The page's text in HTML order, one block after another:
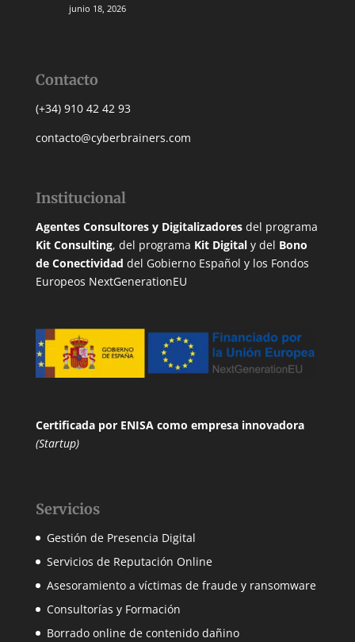
junio 18, 2026
Contacto
(+34) 910 42 42 93
contacto@cyberbrainers.com
Institucional
Agentes Consultores y Digitalizadoresdel programa
Kit Consulting, del programa Kit Digitaly del Bono
de Conectividad del Gobierno Español y los Fondos
Europeos NextGenerationEU
Certificada por ENISAcomo empresa innovadora
(Startup)
Servicios
Gestión de Presencia Digital
Servicios de Reputación Online
Asesoramiento a víctimas de fraude y ransomware
Consultorías y Formación
Borrado online de contenido dañino